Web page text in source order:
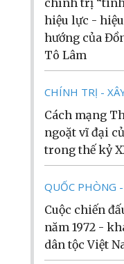
chính trị
hiệu lực -
hướng của
Tô Lâm
CHÍNH TRỊ -
Cách mạng
ngoặt vĩ đại
trong thế kỷ
QUỐC PHÒNG
Cuộc chiến
năm 1972 -
dân tộc Việt